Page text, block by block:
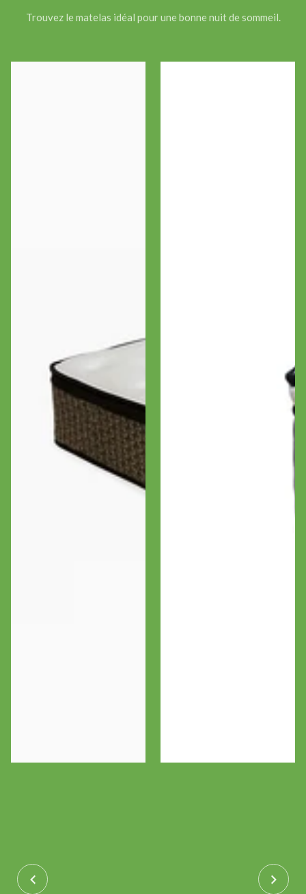
Trouvez le matelas idéal pour une bonne nuit de sommeil.